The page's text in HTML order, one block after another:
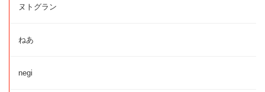
ヌトグラン
ねあ
negi